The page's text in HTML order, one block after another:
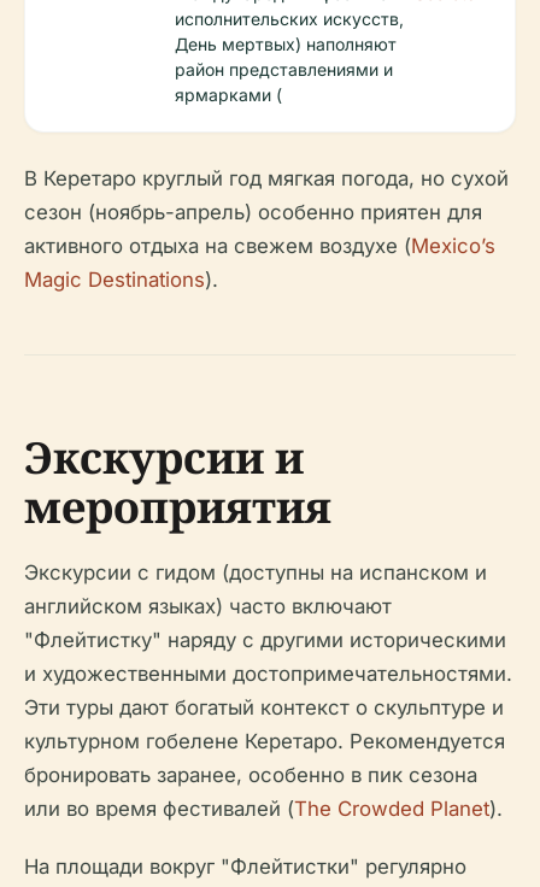
исполнительских искусств,
День мертвых) наполняют
район представлениями и
ярмарками (
В Керетаро круглый год мягкая погода, но сухой
сезон (ноябрь-апрель) особенно приятен для
активного отдыха на свежем воздухе (Mexico’s
Magic Destinations).
Экскурсии и
мероприятия
Экскурсии с гидом (доступны на испанском и
английском языках) часто включают
"Флейтистку" наряду с другими историческими
и художественными достопримечательностями.
Эти туры дают богатый контекст о скульптуре и
культурном гобелене Керетаро. Рекомендуется
бронировать заранее, особенно в пик сезона
или во время фестивалей (The Crowded Planet).
На площади вокруг "Флейтистки" регулярно